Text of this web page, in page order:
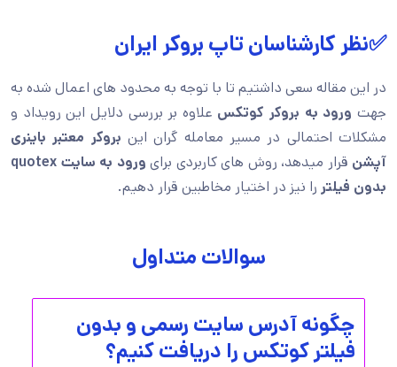
✅نظر کارشناسان تاپ بروکر ایران
در این مقاله سعی داشتیم تا با توجه به محدود های اعمال شده به
جهت ورود به بروکر کوتکس علاوه بر بررسی دلایل این رویداد و
مشکلات احتمالی در مسیر معامله گران این بروکر معتبر باینری
آپشن قرار میدهد، روش های کاربردی برای ورود به
سایت quotex
بدون فیلتر را نیز در اختیار مخاطبین قرار دهیم.
سوالات متداول
چگونه آدرس سایت رسمی و بدون
فیلتر کوتکس را دریافت کنیم؟